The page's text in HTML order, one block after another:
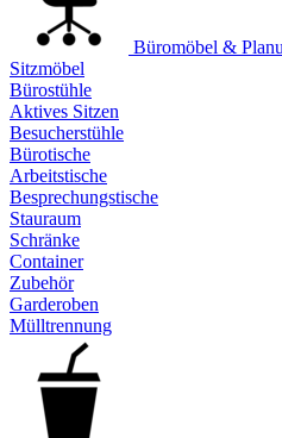
Büromöbel &
Sitzmöbel
Bürostühle
Aktives Sitzen
Besucherstühle
Bürotische
Arbeitstische
Besprechungstische
Stauraum
Schränke
Container
Zubehör
Garderoben
Mülltrennung